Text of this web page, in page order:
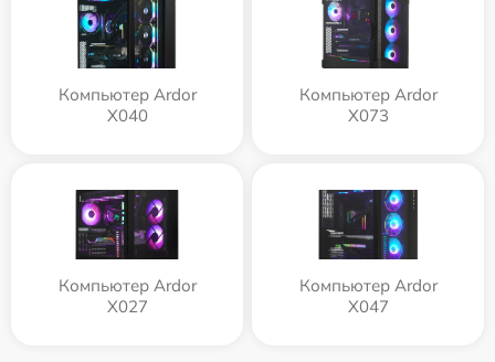
Компьютер Ardor
X040
Компьютер Ardor
X073
Компьютер Ardor
X027
Компьютер Ardor
X047